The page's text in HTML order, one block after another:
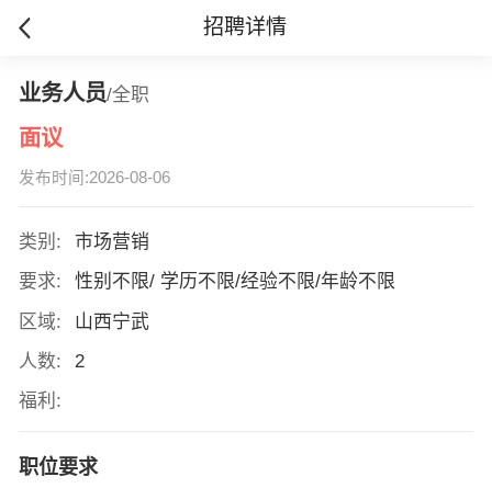
招聘详情
业务人员/全职
面议
发布时间:2026-08-06
类别:
市场营销
要求:
性别不限/ 学历不限/经验不限/年龄不限
区域:
山西宁武
人数:
2
福利:
职位要求